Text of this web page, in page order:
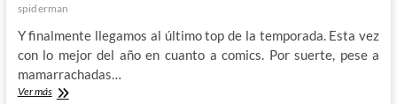
spiderman
Y finalmente llegamos al último top de la temporada. Esta vez
con lo mejor del año en cuanto a comics. Por suerte, pese a
mamarrachadas…
Ver másTop